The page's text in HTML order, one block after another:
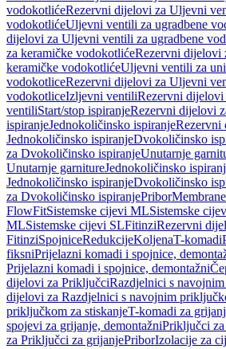
vodokotlićeRezervni dijelovi za Uljevni
vodokotlićeUljevni ventili za ugradbene
dijelovi za Uljevni ventili za ugradbene
za keramičke vodokotlićeRezervni dijelovi
keramičke vodokotlićeUljevni ventili za
vodokotliceRezervni dijelovi za Uljevni
vodokotliceIzljevni ventiliRezervni
ventiliStart/stop ispiranjeRezervni dijelovi
ispiranjeJednokoličinsko ispiranjeRezervni
Jednokoličinsko ispiranjeDvokoličinsko
za Dvokoličinsko ispiranjeUnutarnje
Unutarnje garnitureJednokoličinsko
Jednokoličinsko ispiranjeDvokoličinsko
za Dvokoličinsko ispiranjePriborMembrane
FlowFitSistemske cijevi MLSistemske
MLSistemske cijevi SLFitinziRezervni
FitinziSpojniceRedukcijeKoljenaT-komadi
fiksniPrijelazni komadi i spojnice,
Prijelazni komadi i spojnice, demontažni
dijelovi za PriključciRazdjelnici s
dijelovi za Razdjelnici s navojnim
priključkom za stiskanjeT-komadi za
spojevi za grijanje, demontažniPriključci
za Priključci za grijanjePriborIzolacije za